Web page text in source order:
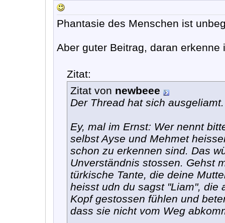
Phantasie des Menschen ist
Aber guter Beitrag, daran
Zitat:
Zitat von newbeee
Der Thread hat sich ausgeliamt.
Ey, mal im Ernst: Wer nennt
selbst Ayse und Mehmet
schon zu erkennen sind. Das
Unverständnis stossen. Gehst
türkische Tante, die deine
heisst udn du sagst "Liam", die
Kopf gestossen fühlen und
dass sie nicht vom Weg